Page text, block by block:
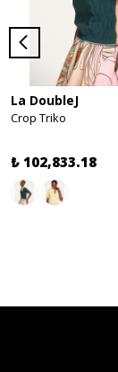
La DoubleJ
Crop Triko
₺ 102,833.18